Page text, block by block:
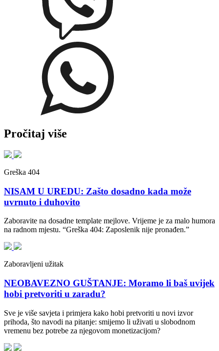
Pročitaj više
Greška 404
NISAM U UREDU: Zašto dosadno kada može
uvrnuto i duhovito
Zaboravite na dosadne template mejlove. Vrijeme je za malo humora
na radnom mjestu. “Greška 404: Zaposlenik nije pronađen.”
Zaboravljeni užitak
NEOBAVEZNO GUŠTANJE: Moramo li baš uvijek
hobi pretvoriti u zaradu?
Sve je više savjeta i primjera kako hobi pretvoriti u novi izvor
prihoda, što navodi na pitanje: smijemo li uživati u slobodnom
vremenu bez potrebe za njegovom monetizacijom?